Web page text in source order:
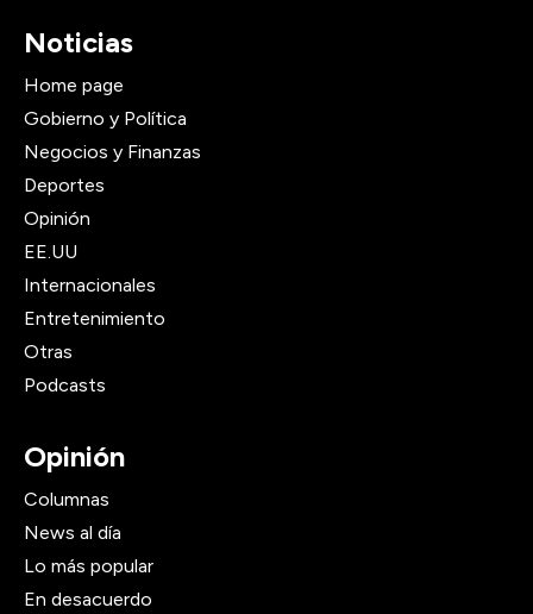
Noticias
Home page
Gobierno y Política
Negocios y Finanzas
Deportes
Opinión
EE.UU
Internacionales
Entretenimiento
Otras
Podcasts
Opinión
Columnas
News al día
Lo más popular
En desacuerdo